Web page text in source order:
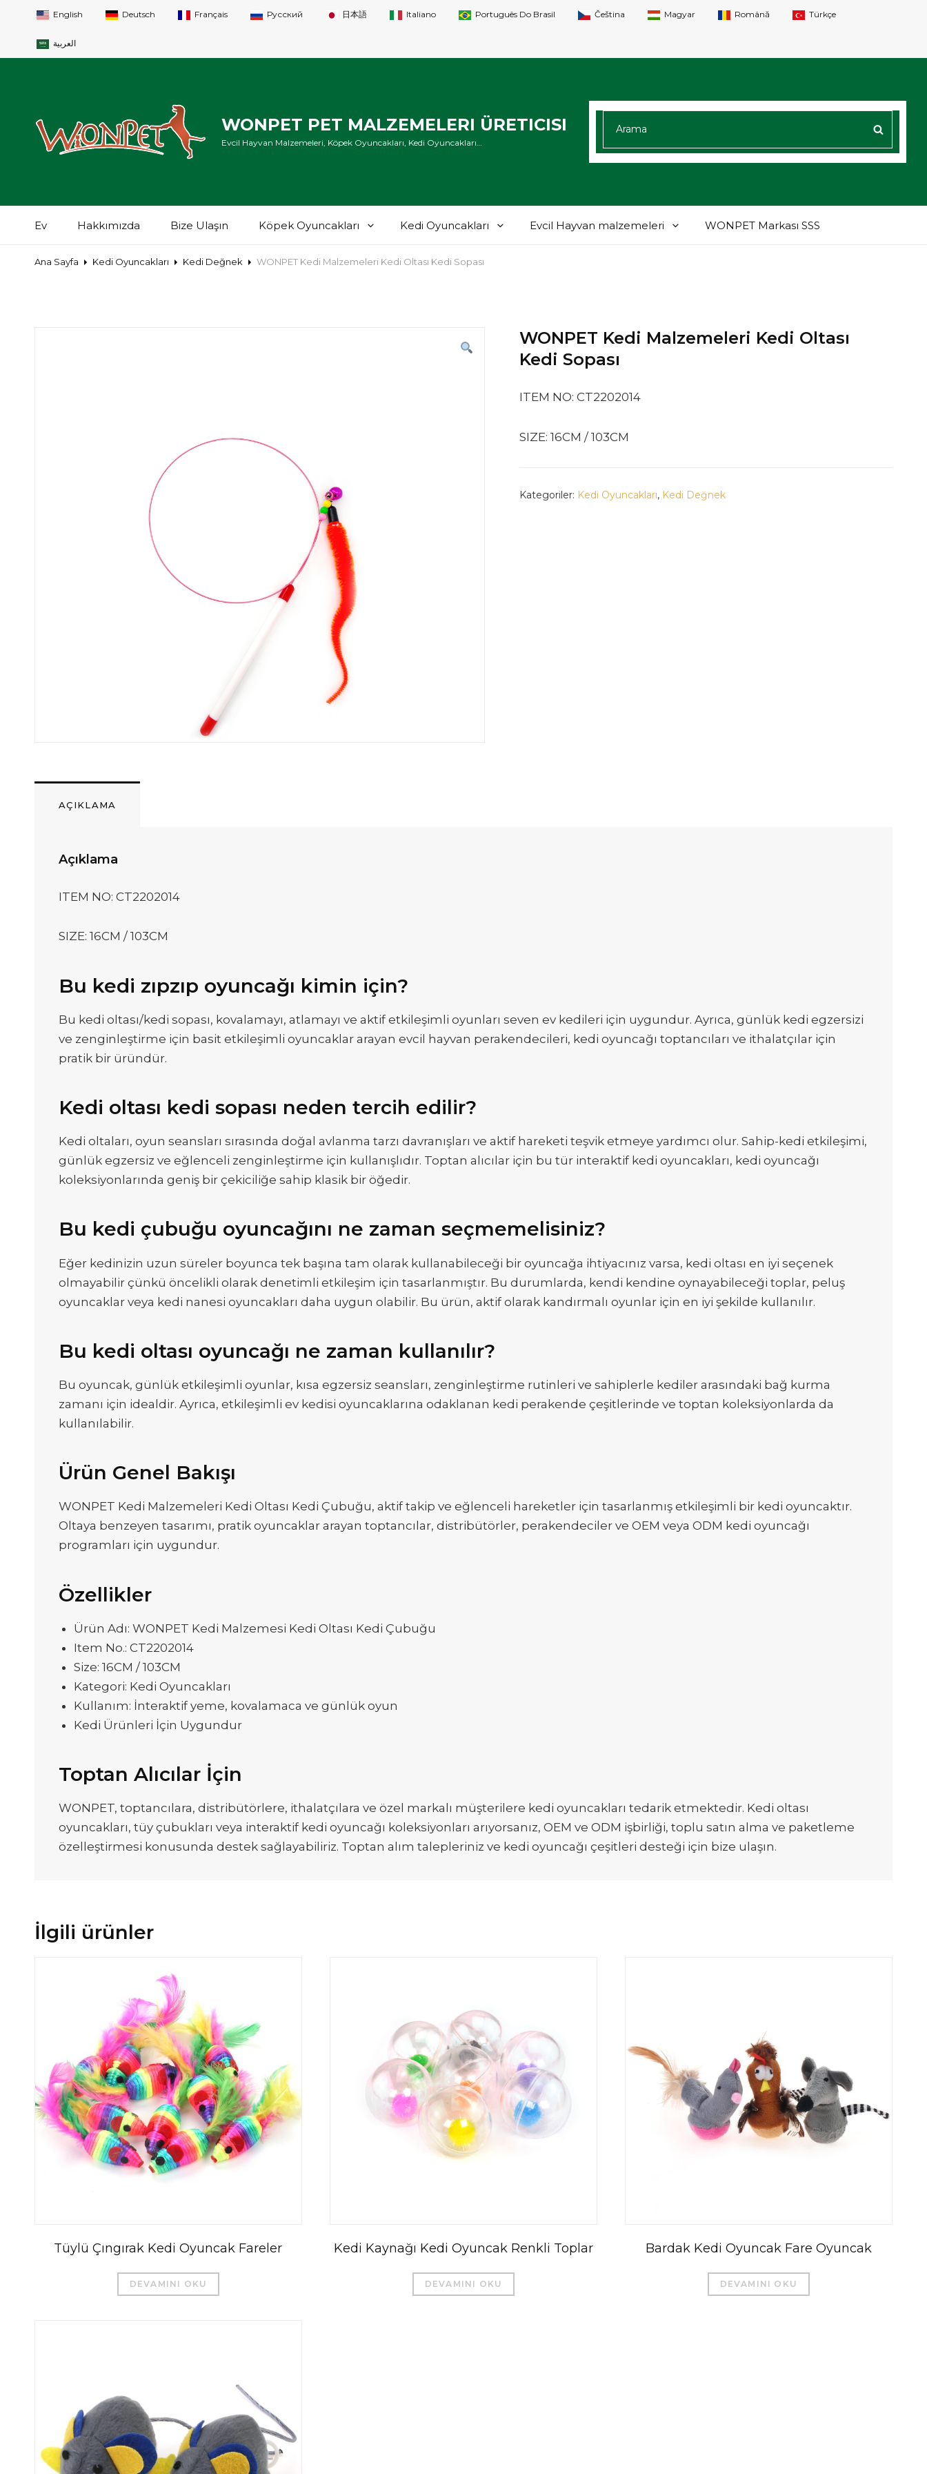
English Deutsch Français Русский 日本語 Italiano Português Do Brasil Čeština Magyar Română Türkçe
العربية
WONPET PET MALZEMELERI ÜRETICISI
Evcil Hayvan Malzemeleri, Köpek Oyuncakları, Kedi Oyuncakları…
Ev Hakkımızda Bize Ulaşın Köpek Oyuncakları Kedi Oyuncakları Evcil Hayvan malzemeleri WONPET Markası SSS
Ana Sayfa Kedi Oyuncakları Kedi Değnek WONPET Kedi Malzemeleri Kedi Oltası Kedi Sopası
WONPET Kedi Malzemeleri Kedi Oltası
Kedi Sopası
ITEM NO: CT2202014
SIZE: 16CM / 103CM
Kategoriler: Kedi Oyuncakları, Kedi Değnek
AÇIKLAMA
Açıklama
ITEM NO: CT2202014
SIZE: 16CM / 103CM
Bu kedi zıpzıp oyuncağı kimin için?
Bu kedi oltası/kedi sopası, kovalamayı, atlamayı ve aktif etkileşimli oyunları seven ev kedileri için uygundur. Ayrıca, günlük kedi egzersizi
ve zenginleştirme için basit etkileşimli oyuncaklar arayan evcil hayvan perakendecileri, kedi oyuncağı toptancıları ve ithalatçılar için
pratik bir üründür.
Kedi oltası kedi sopası neden tercih edilir?
Kedi oltaları, oyun seansları sırasında doğal avlanma tarzı davranışları ve aktif hareketi teşvik etmeye yardımcı olur. Sahip-kedi etkileşimi,
günlük egzersiz ve eğlenceli zenginleştirme için kullanışlıdır. Toptan alıcılar için bu tür interaktif kedi oyuncakları, kedi oyuncağı
koleksiyonlarında geniş bir çekiciliğe sahip klasik bir öğedir.
Bu kedi çubuğu oyuncağını ne zaman seçmemelisiniz?
Eğer kedinizin uzun süreler boyunca tek başına tam olarak kullanabileceği bir oyuncağa ihtiyacınız varsa, kedi oltası en iyi seçenek
olmayabilir çünkü öncelikli olarak denetimli etkileşim için tasarlanmıştır. Bu durumlarda, kendi kendine oynayabileceği toplar, peluş
oyuncaklar veya kedi nanesi oyuncakları daha uygun olabilir. Bu ürün, aktif olarak kandırmalı oyunlar için en iyi şekilde kullanılır.
Bu kedi oltası oyuncağı ne zaman kullanılır?
Bu oyuncak, günlük etkileşimli oyunlar, kısa egzersiz seansları, zenginleştirme rutinleri ve sahiplerle kediler arasındaki bağ kurma
zamanı için idealdir. Ayrıca, etkileşimli ev kedisi oyuncaklarına odaklanan kedi perakende çeşitlerinde ve toptan koleksiyonlarda da
kullanılabilir.
Ürün Genel Bakışı
WONPET Kedi Malzemeleri Kedi Oltası Kedi Çubuğu, aktif takip ve eğlenceli hareketler için tasarlanmış etkileşimli bir kedi oyuncaktır.
Oltaya benzeyen tasarımı, pratik oyuncaklar arayan toptancılar, distribütörler, perakendeciler ve OEM veya ODM kedi oyuncağı
programları için uygundur.
Özellikler
Ürün Adı: WONPET Kedi Malzemesi Kedi Oltası Kedi Çubuğu
Item No.: CT2202014
Size: 16CM / 103CM
Kategori: Kedi Oyuncakları
Kullanım: İnteraktif yeme, kovalamaca ve günlük oyun
Kedi Ürünleri İçin Uygundur
Toptan Alıcılar İçin
WONPET, toptancılara, distribütörlere, ithalatçılara ve özel markalı müşterilere kedi oyuncakları tedarik etmektedir. Kedi oltası
oyuncakları, tüy çubukları veya interaktif kedi oyuncağı koleksiyonları arıyorsanız, OEM ve ODM işbirliği, toplu satın alma ve paketleme
özelleştirmesi konusunda destek sağlayabiliriz. Toptan alım talepleriniz ve kedi oyuncağı çeşitleri desteği için bize ulaşın.
İlgili ürünler
Tüylü Çıngırak Kedi Oyuncak Fareler
DEVAMINI OKU
Kedi Kaynağı Kedi Oyuncak Renkli Toplar
DEVAMINI OKU
Bardak Kedi Oyuncak Fare Oyuncak
DEVAMINI OKU